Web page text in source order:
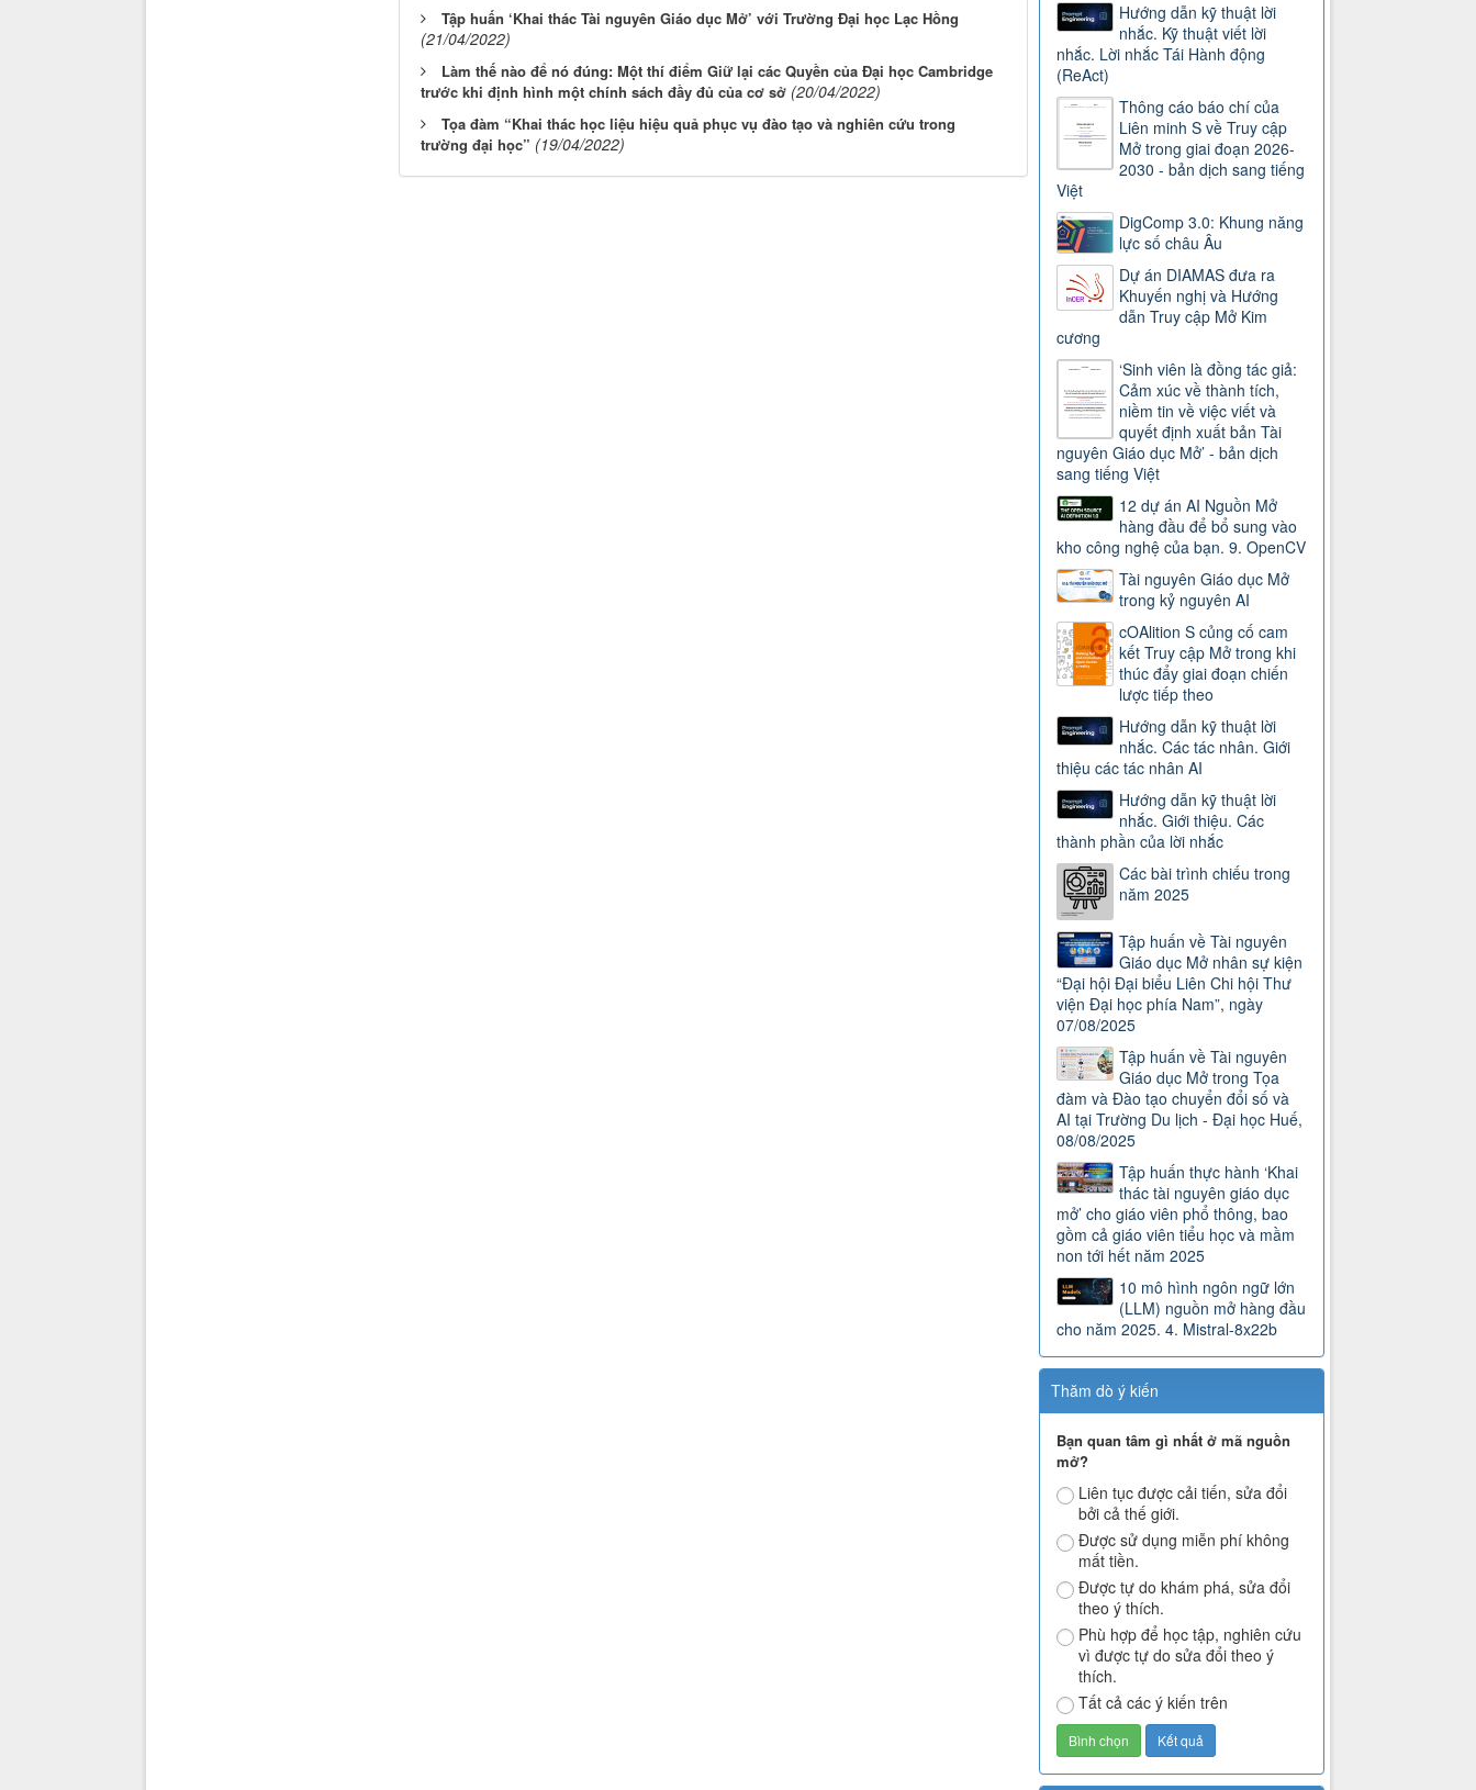
Tập huấn ‘Khai thác Tài nguyên Giáo dục Mở’ với Trường Đại học Lạc Hồng
(21/04/2022)
Làm thế nào để nó đúng: Một thí điểm Giữ lại các Quyền của Đại học Cambridge
trước khi định hình một chính sách đầy đủ của cơ sở (20/04/2022)
Tọa đàm “Khai thác học liệu hiệu quả phục vụ đào tạo và nghiên cứu trong
trường đại học” (19/04/2022)
Hướng dẫn kỹ thuật lời
nhắc. Kỹ thuật viết lời
nhắc. Lời nhắc Tái Hành động
(ReAct)
Thông cáo báo chí của
Liên minh S về Truy cập
Mở trong giai đoạn 2026-
2030 - bản dịch sang tiếng
Việt
DigComp 3.0: Khung năng
lực số châu Âu
Dự án DIAMAS đưa ra
Khuyến nghị và Hướng
dẫn Truy cập Mở Kim
cương
‘Sinh viên là đồng tác giả:
Cảm xúc về thành tích,
niềm tin về việc viết và
quyết định xuất bản Tài
nguyên Giáo dục Mở’ - bản dịch
sang tiếng Việt
12 dự án AI Nguồn Mở
hàng đầu để bổ sung vào
kho công nghệ của bạn. 9. OpenCV
Tài nguyên Giáo dục Mở
trong kỷ nguyên AI
cOAlition S củng cố cam
kết Truy cập Mở trong khi
thúc đẩy giai đoạn chiến
lược tiếp theo
Hướng dẫn kỹ thuật lời
nhắc. Các tác nhân. Giới
thiệu các tác nhân AI
Hướng dẫn kỹ thuật lời
nhắc. Giới thiệu. Các
thành phần của lời nhắc
Các bài trình chiếu trong
năm 2025
Tập huấn về Tài nguyên
Giáo dục Mở nhân sự kiện
“Đại hội Đại biểu Liên Chi hội Thư
viện Đại học phía Nam”, ngày
07/08/2025
Tập huấn về Tài nguyên
Giáo dục Mở trong Tọa
đàm và Đào tạo chuyển đổi số và
AI tại Trường Du lịch - Đại học Huế,
08/08/2025
Tập huấn thực hành ‘Khai
thác tài nguyên giáo dục
mở’ cho giáo viên phổ thông, bao
gồm cả giáo viên tiểu học và mầm
non tới hết năm 2025
10 mô hình ngôn ngữ lớn
(LLM) nguồn mở hàng đầu
cho năm 2025. 4. Mistral-8x22b
Thăm dò ý kiến
Bạn quan tâm gì nhất ở mã nguồn
mở?
Liên tục được cải tiến, sửa đổi
bởi cả thế giới.
Được sử dụng miễn phí không
mất tiền.
Được tự do khám phá, sửa đổi
theo ý thích.
Phù hợp để học tập, nghiên cứu
vì được tự do sửa đổi theo ý
thích.
Tất cả các ý kiến trên